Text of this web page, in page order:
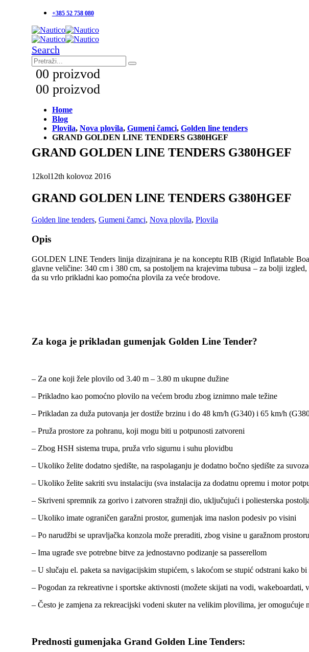
+385 52 758 080
Search
00 proizvod
00 proizvod
Home
Blog
Plovila, Nova plovila, Gumeni čamci, Golden line tenders
GRAND GOLDEN LINE TENDERS G380HGEF
GRAND GOLDEN LINE TENDERS G380HGEF
12kol12th kolovoz 2016
GRAND GOLDEN LINE TENDERS G380HGEF
Golden line tenders, Gumeni čamci, Nova plovila, Plovila
Opis
GOLDEN LINE Tenders linija dizajnirana je na konceptu RIB (Rigid Inflatable
glavne veličine: 340 cm i 380 cm, sa postoljem na krajevima tubusa – za bolji
da su vrlo prikladni kao pomoćna plovila za veće brodove.
Za koga je prikladan gumenjak Golden Line Tender?
– Za one koji žele plovilo od 3.40 m – 3.80 m ukupne dužine
– Prikladno kao pomoćno plovilo na većem brodu zbog iznimno male težine
– Prikladan za duža putovanja jer dostiže brzinu i do 48 km/h (G340) i 65 km/h
– Pruža prostore za pohranu, koji mogu biti u potpunosti zatvoreni
– Zbog HSH sistema trupa, pruža vrlo sigurnu i suhu plovidbu
– Ukoliko želite dodatno sjedište, na raspolaganju je dodatno bočno sjedište za
– Ukoliko želite sakriti svu instalaciju (sva instalacija za dodatnu opremu i motor
– Skriveni spremnik za gorivo i zatvoren stražnji dio, uključujući i poliesterska
– Ukoliko imate ograničen garažni prostor, gumenjak ima naslon podesiv po visini
– Po narudžbi se upravljačka konzola može preraditi, zbog visine u garažnom
– Ima ugrađe sve potrebne bitve za jednostavno podizanje sa passerellom
– U slučaju el. paketa sa navigacijskim stupićem, s lakoćom se stupić odstrani kako
– Pogodan za rekreativne i sportske aktivnosti (možete skijati na vodi,
– Često je zamjena za rekreacijski vodeni skuter na velikim plovilima, jer
Prednosti gumenjaka Grand Golden Line Tenders: